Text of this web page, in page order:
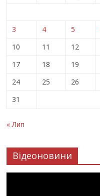
3
4 5
10
11 12
17
18 19
24
25 26
31
« Лип
Відеоновини